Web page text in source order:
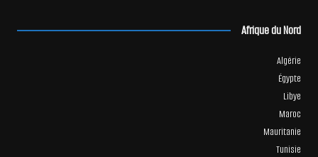
Afrique du Nord
Algérie
Égypte
Libye
Maroc
Mauritanie
Tunisie